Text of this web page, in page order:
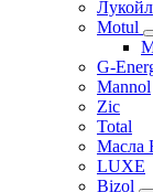
Лукойл
Motul
G-
Mannol
Zic
Total
Масла
LUXE
Bizol